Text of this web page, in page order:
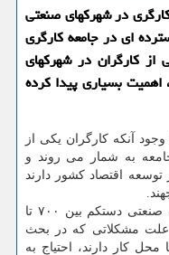
در شهركهای صنعتی
ای در جامعه كارگری
كارگران در شهركهای
بسیاری پیدا كرده
آنکه کارگران یکی از
به شمار می روند و
اقتصاد کشور دارند
آمارها نشان داده است که در شهرکهای صنعتی دستکم بین ۷۰۰ تا
علت مشکلاتی که در بحث
کار دارند، احتیاج به